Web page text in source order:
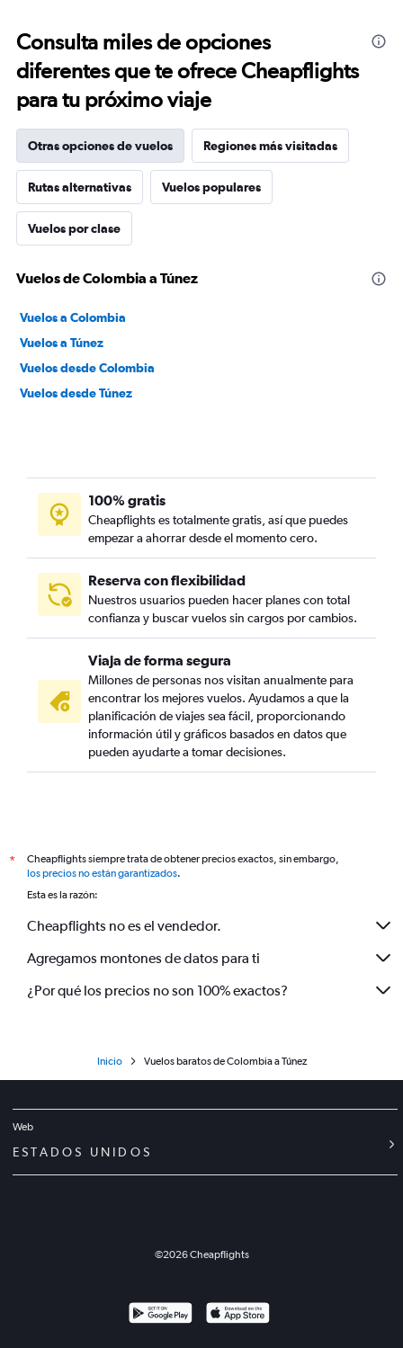
Consulta miles de opciones
diferentes que te ofrece Cheapflights
para tu próximo viaje
Otras opciones de vuelos Regiones más visitadas
Rutas alternativas Vuelos populares
Vuelos por clase
Vuelos de Colombia a Túnez
Vuelos a Colombia
Vuelos a Túnez
Vuelos desde Colombia
Vuelos desde Túnez
100% gratis
Cheapflights es totalmente gratis, así que puedes
empezar a ahorrar desde el momento cero.
Reserva con flexibilidad
Nuestros usuarios pueden hacer planes con total
confianza y buscar vuelos sin cargos por cambios.
Viaja de forma segura
Millones de personas nos visitan anualmente para
encontrar los mejores vuelos. Ayudamos a que la
planificación de viajes sea fácil, proporcionando
información útil y gráficos basados en datos que
pueden ayudarte a tomar decisiones.
*
Cheapflights siempre trata de obtener precios exactos, sin embargo,
los precios no están garantizados.
Esta es la razón:
Cheapflights no es el vendedor.
Agregamos montones de datos para ti
¿Por qué los precios no son 100% exactos?
Inicio Vuelos baratos de Colombia a Túnez
Web
ESTADOS UNIDOS
©2026Cheapflights